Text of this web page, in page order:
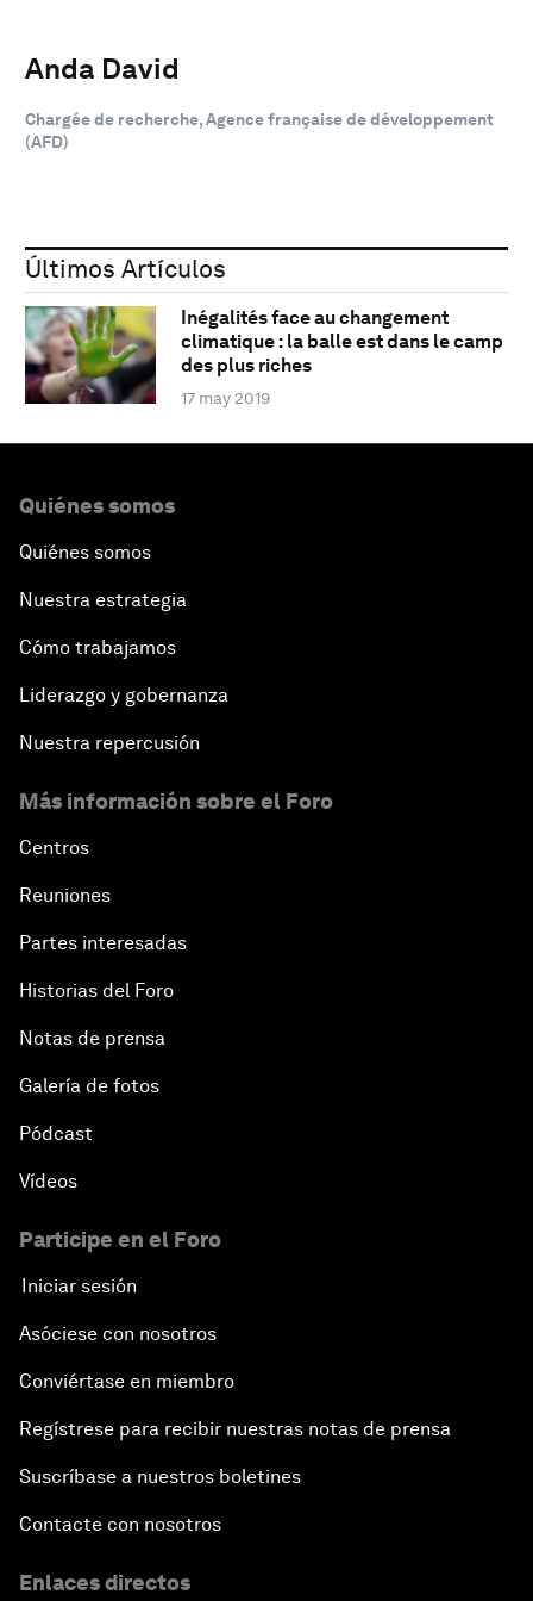
Anda David
Chargée de recherche, Agence française de développement
(AFD)
Últimos Artículos
Inégalités face au changement
climatique : la balle est dans le camp
des plus riches
17 may 2019
Quiénes somos
Quiénes somos
Nuestra estrategia
Cómo trabajamos
Liderazgo y gobernanza
Nuestra repercusión
Más información sobre el Foro
Centros
Reuniones
Partes interesadas
Historias del Foro
Notas de prensa
Galería de fotos
Pódcast
Vídeos
Participe en el Foro
Iniciar sesión
Asóciese con nosotros
Conviértase en miembro
Regístrese para recibir nuestras notas de prensa
Suscríbase a nuestros boletines
Contacte con nosotros
Enlaces directos